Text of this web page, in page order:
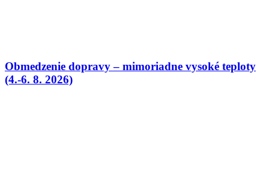
Obmedzenie dopravy – mimoriadne vysoké teploty
(4.-6. 8. 2026)